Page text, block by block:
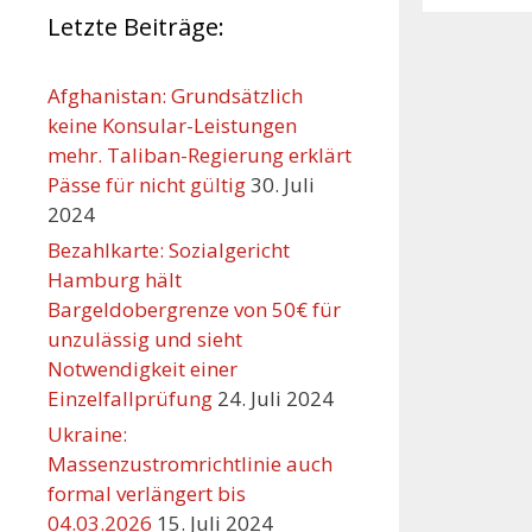
Letzte Beiträge:
Afghanistan: Grundsätzlich
keine Konsular-Leistungen
mehr. Taliban-Regierung erklärt
Pässe für nicht gültig30. Juli
2024
Bezahlkarte: Sozialgericht
Hamburg hält
Bargeldobergrenze von 50€ für
unzulässig und sieht
Notwendigkeit einer
Einzelfallprüfung 24. Juli 2024
Ukraine:
Massenzustromrichtlinie auch
formal verlängert bis
04.03.2026 15. Juli 2024